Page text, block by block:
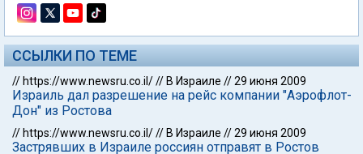
ССЫЛКИ ПО ТЕМЕ
// https://www.newsru.co.il/// В Израиле //29 июня 2009
Израиль дал разрешение на рейс компании "Аэрофлот-
Дон" из Ростова
// https://www.newsru.co.il/// В Израиле //29 июня 2009
Застрявших в Израиле россиян отправят в Ростов